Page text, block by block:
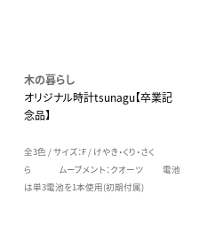
木の暮らし
オリジナル時計tsunagu【卒業記
念品】
全3色 / サイズ：F / けやき・くり・さく
ら ムーブメント：クオーツ 電池
は単3電池を1本使用(初期付属)